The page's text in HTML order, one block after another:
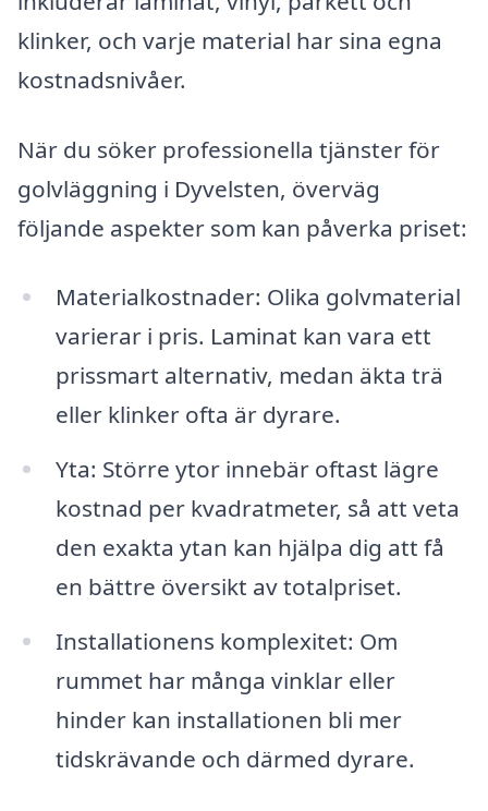
klinker, och varje material har sina egna
kostnadsnivåer.
När du söker professionella tjänster för
golvläggning i Dyvelsten, överväg
följande aspekter som kan påverka priset:
Materialkostnader: Olika golvmaterial
varierar i pris. Laminat kan vara ett
prissmart alternativ, medan äkta trä
eller klinker ofta är dyrare.
Yta: Större ytor innebär oftast lägre
kostnad per kvadratmeter, så att veta
den exakta ytan kan hjälpa dig att få
en bättre översikt av totalpriset.
Installationens komplexitet: Om
rummet har många vinklar eller
hinder kan installationen bli mer
tidskrävande och därmed dyrare.